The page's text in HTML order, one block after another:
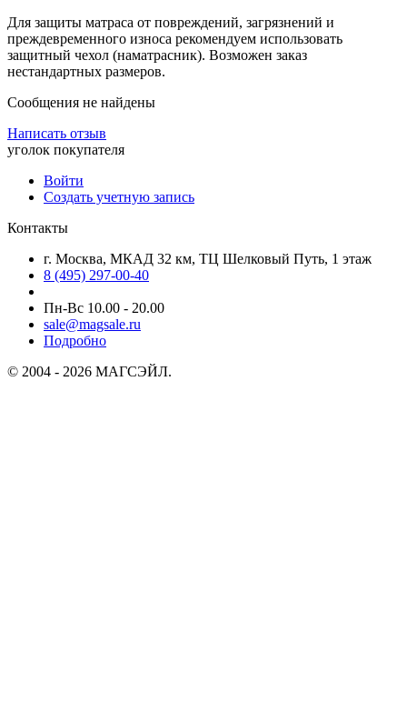
Для защиты матраса от повреждений, загрязнений и
преждевременного износа рекомендуем использовать
защитный чехол (наматрасник). Возможен заказ
нестандартных размеров.
Сообщения не найдены
Написать отзыв
уголок покупателя
Войти
Создать учетную запись
Контакты
г. Москва, МКАД 32 км, ТЦ Шелковый Путь, 1 этаж
8 (495) 297-00-40
Пн-Вс 10.00 - 20.00
sale@magsale.ru
Подробно
© 2004 - 2026 МАГСЭЙЛ.